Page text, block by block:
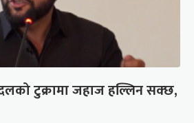
टुक्रामा जहाज हल्लिन सक्छ,